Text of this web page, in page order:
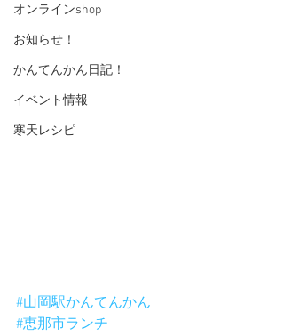
オンラインshop
お知らせ！
かんてんかん日記！
イベント情報
寒天レシピ
#山岡駅かんてんかん
#恵那市ランチ